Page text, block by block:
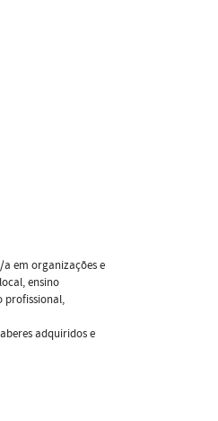
em organizações e
ensino
profissional,
adquiridos e